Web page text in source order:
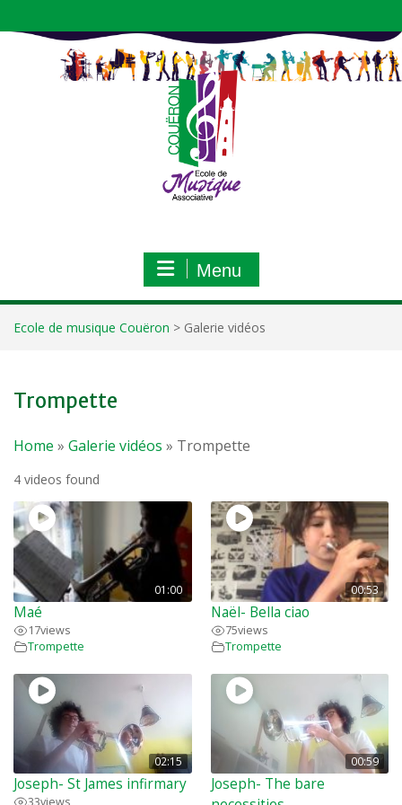
au
Menu
Ecole de musique Couëron > Galerie vidéos
Trompette
Home » Galerie vidéos » Trompette
4 videos found
01:00
Maé
17views
Trompette
00:53
Naël- Bella ciao
75views
Trompette
02:15
Joseph- St James infirmary
00:59
Joseph- The bare